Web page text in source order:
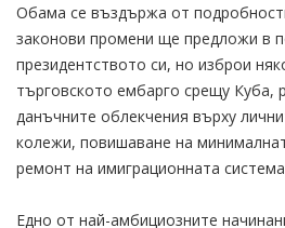
Обама се въздържа от
законови промени ще предложи в
президентството си, но изброи
търговското ембарго срещу Куба,
данъчните облекчения върху
колежи, повишаване на
ремонт на имиграционната
Едно от най-амбициозните